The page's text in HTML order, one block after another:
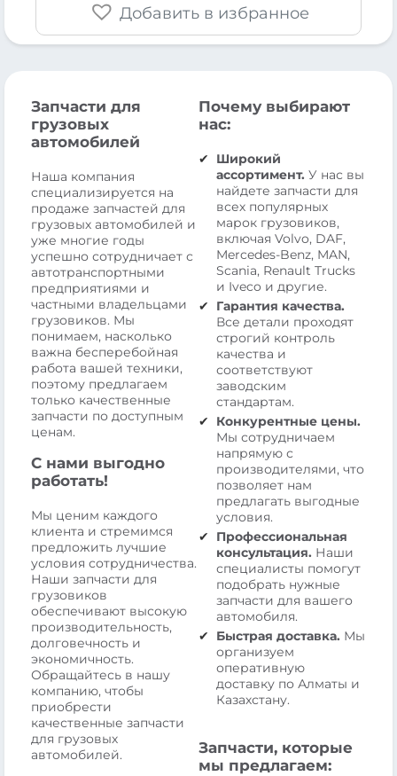
Добавить в избранное
Запчасти для
грузовых
автомобилей
Наша компания
специализируется на
продаже запчастей для
грузовых автомобилей и
уже многие годы
успешно сотрудничает с
автотранспортными
предприятиями и
частными владельцами
грузовиков. Мы
понимаем, насколько
важна бесперебойная
работа вашей техники,
поэтому предлагаем
только качественные
запчасти по доступным
ценам.
С нами выгодно
работать!
Мы ценим каждого
клиента и стремимся
предложить лучшие
условия сотрудничества.
Наши запчасти для
грузовиков
обеспечивают высокую
производительность,
долговечность и
экономичность.
Обращайтесь в нашу
компанию, чтобы
приобрести
качественные запчасти
для грузовых
автомобилей.
Почему выбирают
нас:
Широкий
ассортимент. У нас вы
найдете запчасти для
всех популярных
марок грузовиков,
включая Volvo, DAF,
Mercedes-Benz, MAN,
Scania, Renault Trucks
и Iveco и другие.
Гарантия качества.
Все детали проходят
строгий контроль
качества и
соответствуют
заводским
стандартам.
Конкурентные цены.
Мы сотрудничаем
напрямую с
производителями, что
позволяет нам
предлагать выгодные
условия.
Профессиональная
консультация. Наши
специалисты помогут
подобрать нужные
запчасти для вашего
автомобиля.
Быстрая доставка. Мы
организуем
оперативную
доставку по Алматы и
Казахстану.
Запчасти, которые
мы предлагаем: